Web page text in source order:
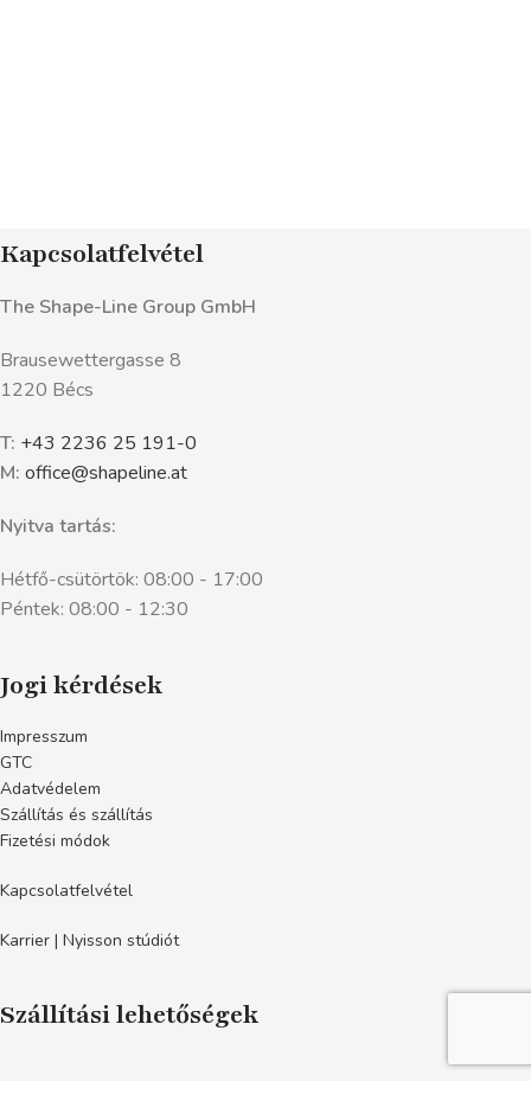
Kapcsolatfelvétel
The Shape-Line Group GmbH
Brausewettergasse 8
1220 Bécs
T: +43 2236 25 191-0
M: office@shapeline.at
Nyitva tartás:
Hétfő-csütörtök: 08:00 - 17:00
Péntek: 08:00 - 12:30
Jogi kérdések
Impresszum
GTC
Adatvédelem
Szállítás és szállítás
Fizetési módok
Kapcsolatfelvétel
Karrier | Nyisson stúdiót
Szállítási lehetőségek